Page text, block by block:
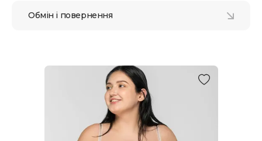
Обмін і повернення